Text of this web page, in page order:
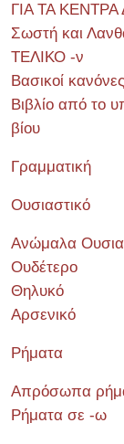
ΓΙΑ ΤΑ
Σωστή και
ΤΕΛΙΚΟ -ν
Βασικοί
Βιβλίο από το
βίου
Γραμματική
Ουσιαστικό
Ανώμαλα
Ουδέτερο
Θηλυκό
Αρσενικό
Ρήματα
Απρόσωπα
Ρήματα σε -ω